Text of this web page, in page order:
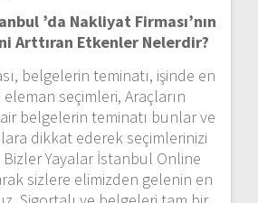
’da Nakliyat Firması’nın
Arttıran Etkenler Nelerdir?
belgelerin teminatı, işinde en
seçimleri, Araçların
belgelerin teminatı bunlar ve
dikkat ederek seçimlerinizi
Bizler Yayalar İstanbul Online
sizlere elimizden gelenin en